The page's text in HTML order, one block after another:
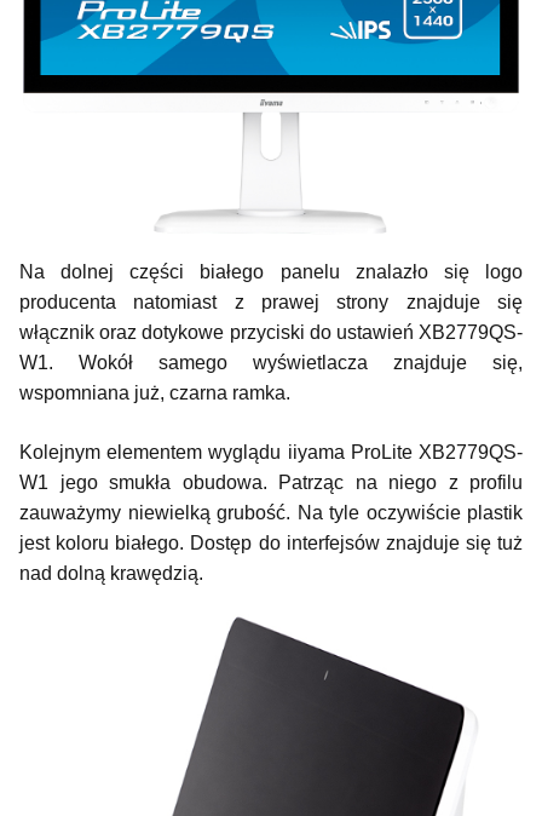
Na dolnej części białego panelu znalazło się logo
producenta natomiast z prawej strony znajduje się
włącznik oraz dotykowe przyciski do ustawień XB2779QS-
W1. Wokół samego wyświetlacza znajduje się,
wspomniana już, czarna ramka.
Kolejnym elementem wyglądu iiyama ProLite XB2779QS-
W1 jego smukła obudowa. Patrząc na niego z profilu
zauważymy niewielką grubość. Na tyle oczywiście plastik
jest koloru białego. Dostęp do interfejsów znajduje się tuż
nad dolną krawędzią.